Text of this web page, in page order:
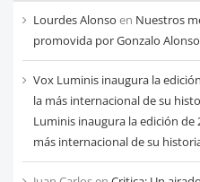
cada
mes
Lourdes Alonso en Nuestros
promovida por Gonzalo Alonso
Vox Luminis inaugura la
la más internacional de su
Luminis inaugura la edición de
más internacional de su